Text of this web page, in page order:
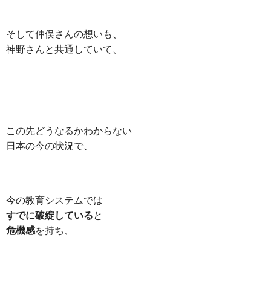
そして仲俣さんの想いも、
神野さんと共通していて、
この先どうなるかわからない
日本の今の状況で、
今の教育システムでは
すでに破綻していると
危機感を持ち、